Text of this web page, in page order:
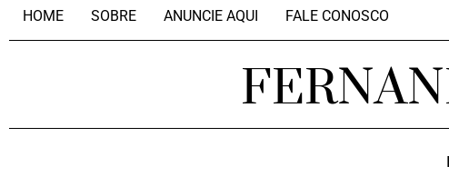
HOME SOBRE ANUNCIE AQUI FALE CONOSCO